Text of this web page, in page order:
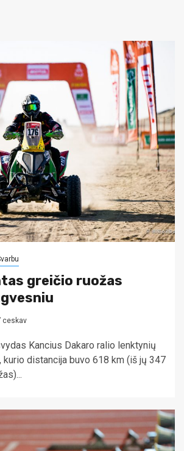
greičio ruožas
ceskav
Kancius Dakaro ralio lenktynių
kurio distancija buvo 618 km (iš jų 347